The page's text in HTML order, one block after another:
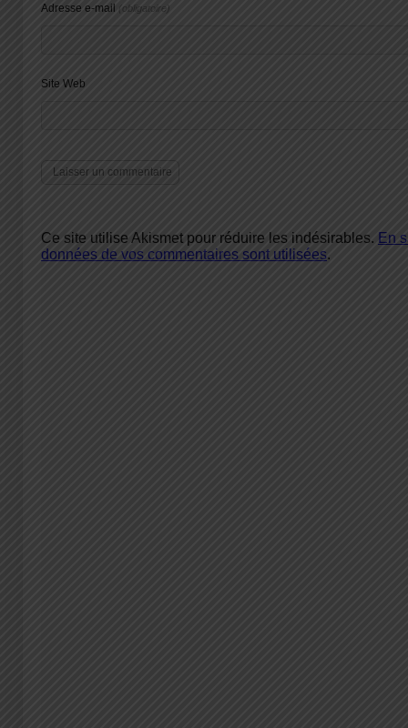
Adresse e-mail (obligatoire)
Site Web
Ce site utilise Akismet pour réduire les indésirables. En
données de vos commentaires sont utilisées.